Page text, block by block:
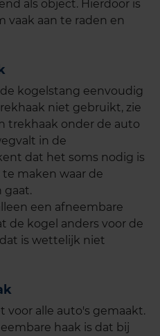
als object. Hierdoor is
vaak aan te raden en
kogelstang eenvoudig
niet gebruikt, zie
trekhaak onder de auto
in de
dat het soms nodig is
maken waar de
gaat.
een afneembare
de kogel anders voor de
is wettelijk niet
voor alle auto's gemaakt.
haak is dat bij